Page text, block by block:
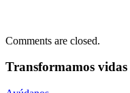
Comments are closed.
Transformamos vidas